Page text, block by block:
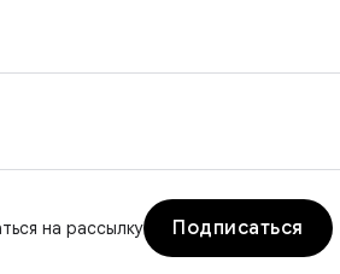
на рассылку Подписаться